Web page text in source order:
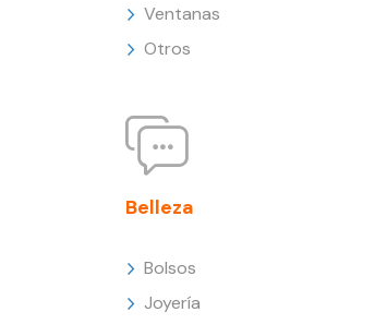
Ventanas
Otros
Belleza
Bolsos
Joyería